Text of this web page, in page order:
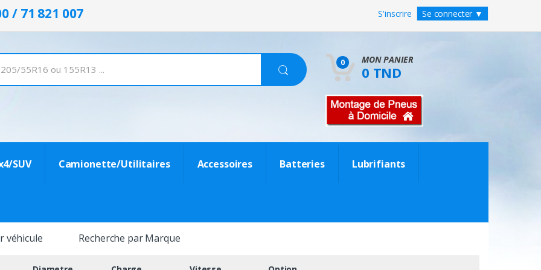
/ 71 821 007 S'inscrire Se connecter ▼
0 MON PANIER
0 TND
SUV Camionette/Utilitaires Accessoires Batteries Lubrifiants
véhicule Recherche par Marque